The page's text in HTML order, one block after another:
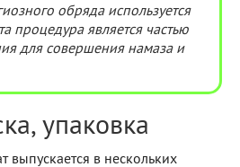
обряда используется
процедура является частью
для совершения намаза и
упаковка
выпускается в нескольких